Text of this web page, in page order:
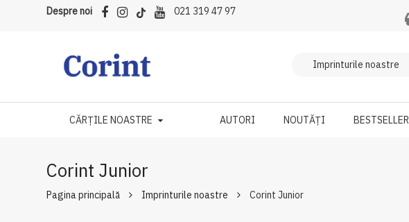
Despre noi 021 319 47 97
CĂRȚILE NOASTRE AUTORI NOUTĂȚI BESTSELLER
Corint Junior
Pagina principală Imprinturile noastre Corint Junior